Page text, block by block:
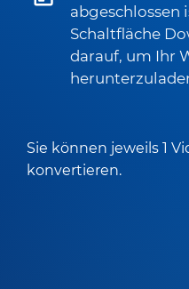
abgeschlossen
Schaltfläche
darauf, um Ihr
Sie können jeweils 1
konvertieren.